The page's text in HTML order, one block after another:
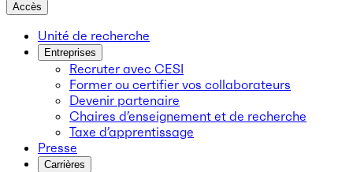
Accès
Unité de recherche
Entreprises
Recruter avec CESI
Former ou certifier vos collaborateurs
Devenir partenaire
Chaires d’enseignement et de recherche
Taxe d’apprentissage
Presse
Carrières